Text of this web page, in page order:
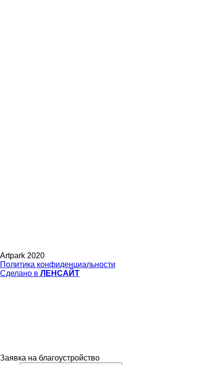
Artpark 2020
Политика конфиденциальности
Сделано в ЛЕНСАЙТ
Заявка на благоустройство